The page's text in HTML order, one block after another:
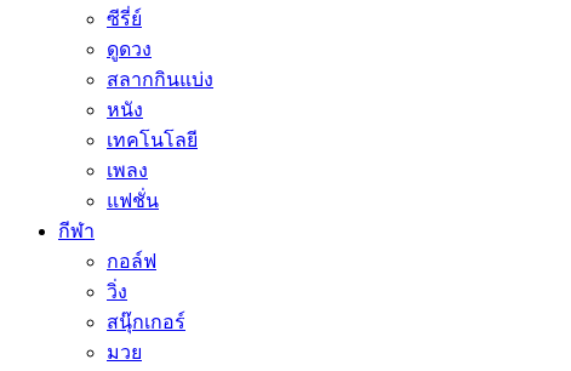
ซีรี่ย์
ดูดวง
สลากกินแบ่ง
หนัง
เทคโนโลยี
เพลง
แฟชั่น
กีฬา
กอล์ฟ
วิ่ง
สนุ๊กเกอร์
มวย